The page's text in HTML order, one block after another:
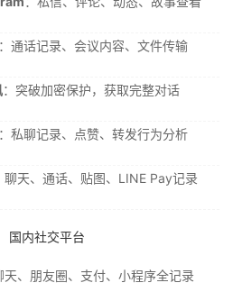
：通话记录、会议内容、文件传输
：突破加密保护，获取完整对话
：私聊记录、点赞、转发行为分析
聊天、通话、贴图、LINE Pay记录
国内社交平台
天、朋友圈、支付、小程序全记录